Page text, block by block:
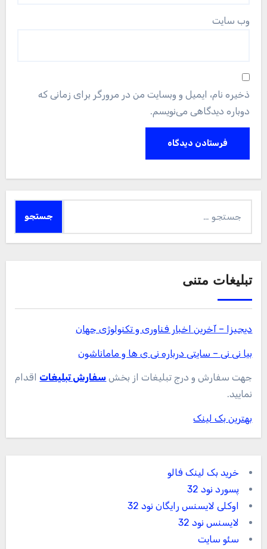
وب‌ سایت
ذخیره نام، ایمیل و وبسایت من در مرورگر برای زمانی که
دوباره دیدگاهی می‌نویسم.
برای:
تبلیغات متنی
دیجیزا – آخرین اخبار فناوری و تکنولوژی جهان
بیا نی نی – سایتی درباره نی ی ها و ماماناشون
جهت سفارش و درج تبلیغات از بخش سفارش تبلیغات اقدام
نمایید.
بهترین بک لینک
خرید بک لینک فالو
پسورد نود 32
اوکلی لایسنس رایگان نود 32
لایسنس نود 32
سئو سایت